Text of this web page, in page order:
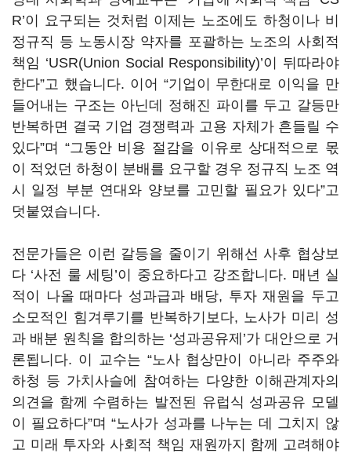
R’이 요구되는 것처럼 이제는 노조에도 하청이나 비
정규직 등 노동시장 약자를 포괄하는 노조의 사회적
책임 ‘USR(Union Social Responsibility)’이 뒤따라야
한다”고 했습니다. 이어 “기업이 무한대로 이익을 만
들어내는 구조는 아닌데 정해진 파이를 두고 갈등만
반복하면 결국 기업 경쟁력과 고용 자체가 흔들릴 수
있다”며 “그동안 비용 절감을 이유로 상대적으로 몫
이 적었던 하청이 분배를 요구할 경우 정규직 노조 역
시 일정 부분 연대와 양보를 고민할 필요가 있다”고
덧붙였습니다.
전문가들은 이런 갈등을 줄이기 위해선 사후 협상보
다 ‘사전 룰 세팅’이 중요하다고 강조합니다. 매년 실
적이 나올 때마다 성과급과 배당, 투자 재원을 두고
소모적인 힘겨루기를 반복하기보다, 노사가 미리 성
과 배분 원칙을 합의하는 ‘성과공유제’가 대안으로 거
론됩니다. 이 교수는 “노사 협상만이 아니라 주주와
하청 등 가치사슬에 참여하는 다양한 이해관계자의
의견을 함께 수렴하는 발전된 유럽식 성과공유 모델
이 필요하다”며 “노사가 성과를 나누는 데 그치지 않
고 미래 투자와 사회적 책임 재원까지 함께 고려해야